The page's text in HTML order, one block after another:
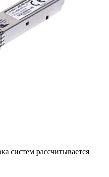
систем рассчитывается